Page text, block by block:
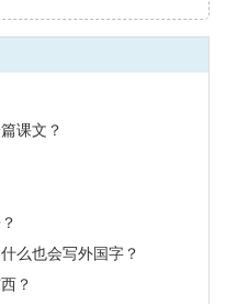
课文？
么也会写外国字？
？